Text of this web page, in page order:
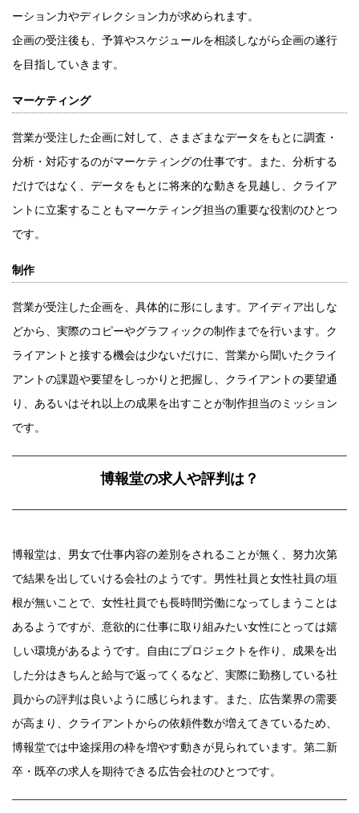
ーション力やディレクション力が求められます。
企画の受注後も、予算やスケジュールを相談しながら企画の遂行
を目指していきます。
マーケティング
営業が受注した企画に対して、さまざまなデータをもとに調査・
分析・対応するのがマーケティングの仕事です。また、分析する
だけではなく、データをもとに将来的な動きを見越し、クライア
ントに立案することもマーケティング担当の重要な役割のひとつ
です。
制作
営業が受注した企画を、具体的に形にします。アイディア出しな
どから、実際のコピーやグラフィックの制作までを行います。ク
ライアントと接する機会は少ないだけに、営業から聞いたクライ
アントの課題や要望をしっかりと把握し、クライアントの要望通
り、あるいはそれ以上の成果を出すことが制作担当のミッション
です。
博報堂の求人や評判は？
博報堂は、男女で仕事内容の差別をされることが無く、努力次第
で結果を出していける会社のようです。男性社員と女性社員の垣
根が無いことで、女性社員でも長時間労働になってしまうことは
あるようですが、意欲的に仕事に取り組みたい女性にとっては嬉
しい環境があるようです。自由にプロジェクトを作り、成果を出
した分はきちんと給与で返ってくるなど、実際に勤務している社
員からの評判は良いように感じられます。また、広告業界の需要
が高まり、クライアントからの依頼件数が増えてきているため、
博報堂では中途採用の枠を増やす動きが見られています。第二新
卒・既卒の求人を期待できる広告会社のひとつです。